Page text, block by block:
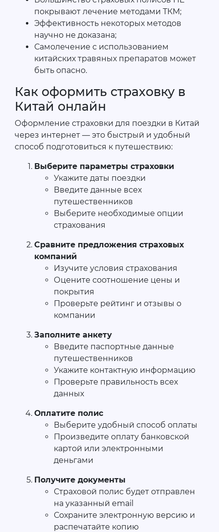
покрывают лечение методами ТКМ;
Эффективность некоторых методов
научно не доказана;
Самолечение с использованием
китайских травяных препаратов может
быть опасно.
Как оформить страховку в
Китай онлайн
Оформление страховки для поездки в Китай
через интернет — это быстрый и удобный
способ подготовиться к путешествию:
Выберите параметры страховки
Укажите даты поездки
Введите данные всех
путешественников
Выберите необходимые опции
страхования
Сравните предложения страховых
компаний
Изучите условия страхования
Оцените соотношение цены и
покрытия
Проверьте рейтинг и отзывы о
компании
Заполните анкету
Введите паспортные данные
путешественников
Укажите контактную информацию
Проверьте правильность всех
данных
Оплатите полис
Выберите удобный способ оплаты
Произведите оплату банковской
картой или электронными
деньгами
Получите документы
Страховой полис будет отправлен
на указанный email
Сохраните электронную версию и
распечатайте копию